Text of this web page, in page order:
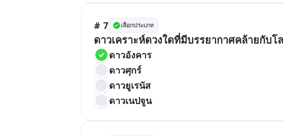
# 7 เลือกประเภท
ดาวเคราะห์ดวงใดที่มีบรรยากาศคล้ายกับโ
ดาวอังคาร
ดาวศุกร์
ดาวยูเรนัส
ดาวเนปจูน